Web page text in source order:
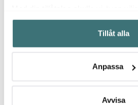
Samla in information om din
kan ha en noggrannhet på upp
Identifiera din enhet genom att
Ta reda på mer om hur dina
Du kan ändra eller dra tillbaka ditt
Tillåt alla
Anpassa
Avvisa
Låt dig inspireras av